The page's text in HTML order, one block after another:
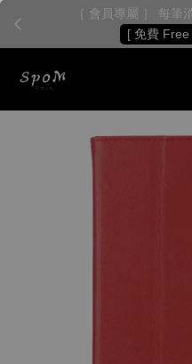
［ 會員專屬 ］ 每筆
[ 免費 Free